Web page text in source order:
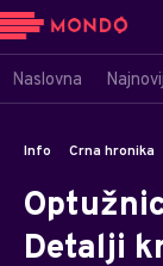
Naslovna
Info Crna hronika
Detalji